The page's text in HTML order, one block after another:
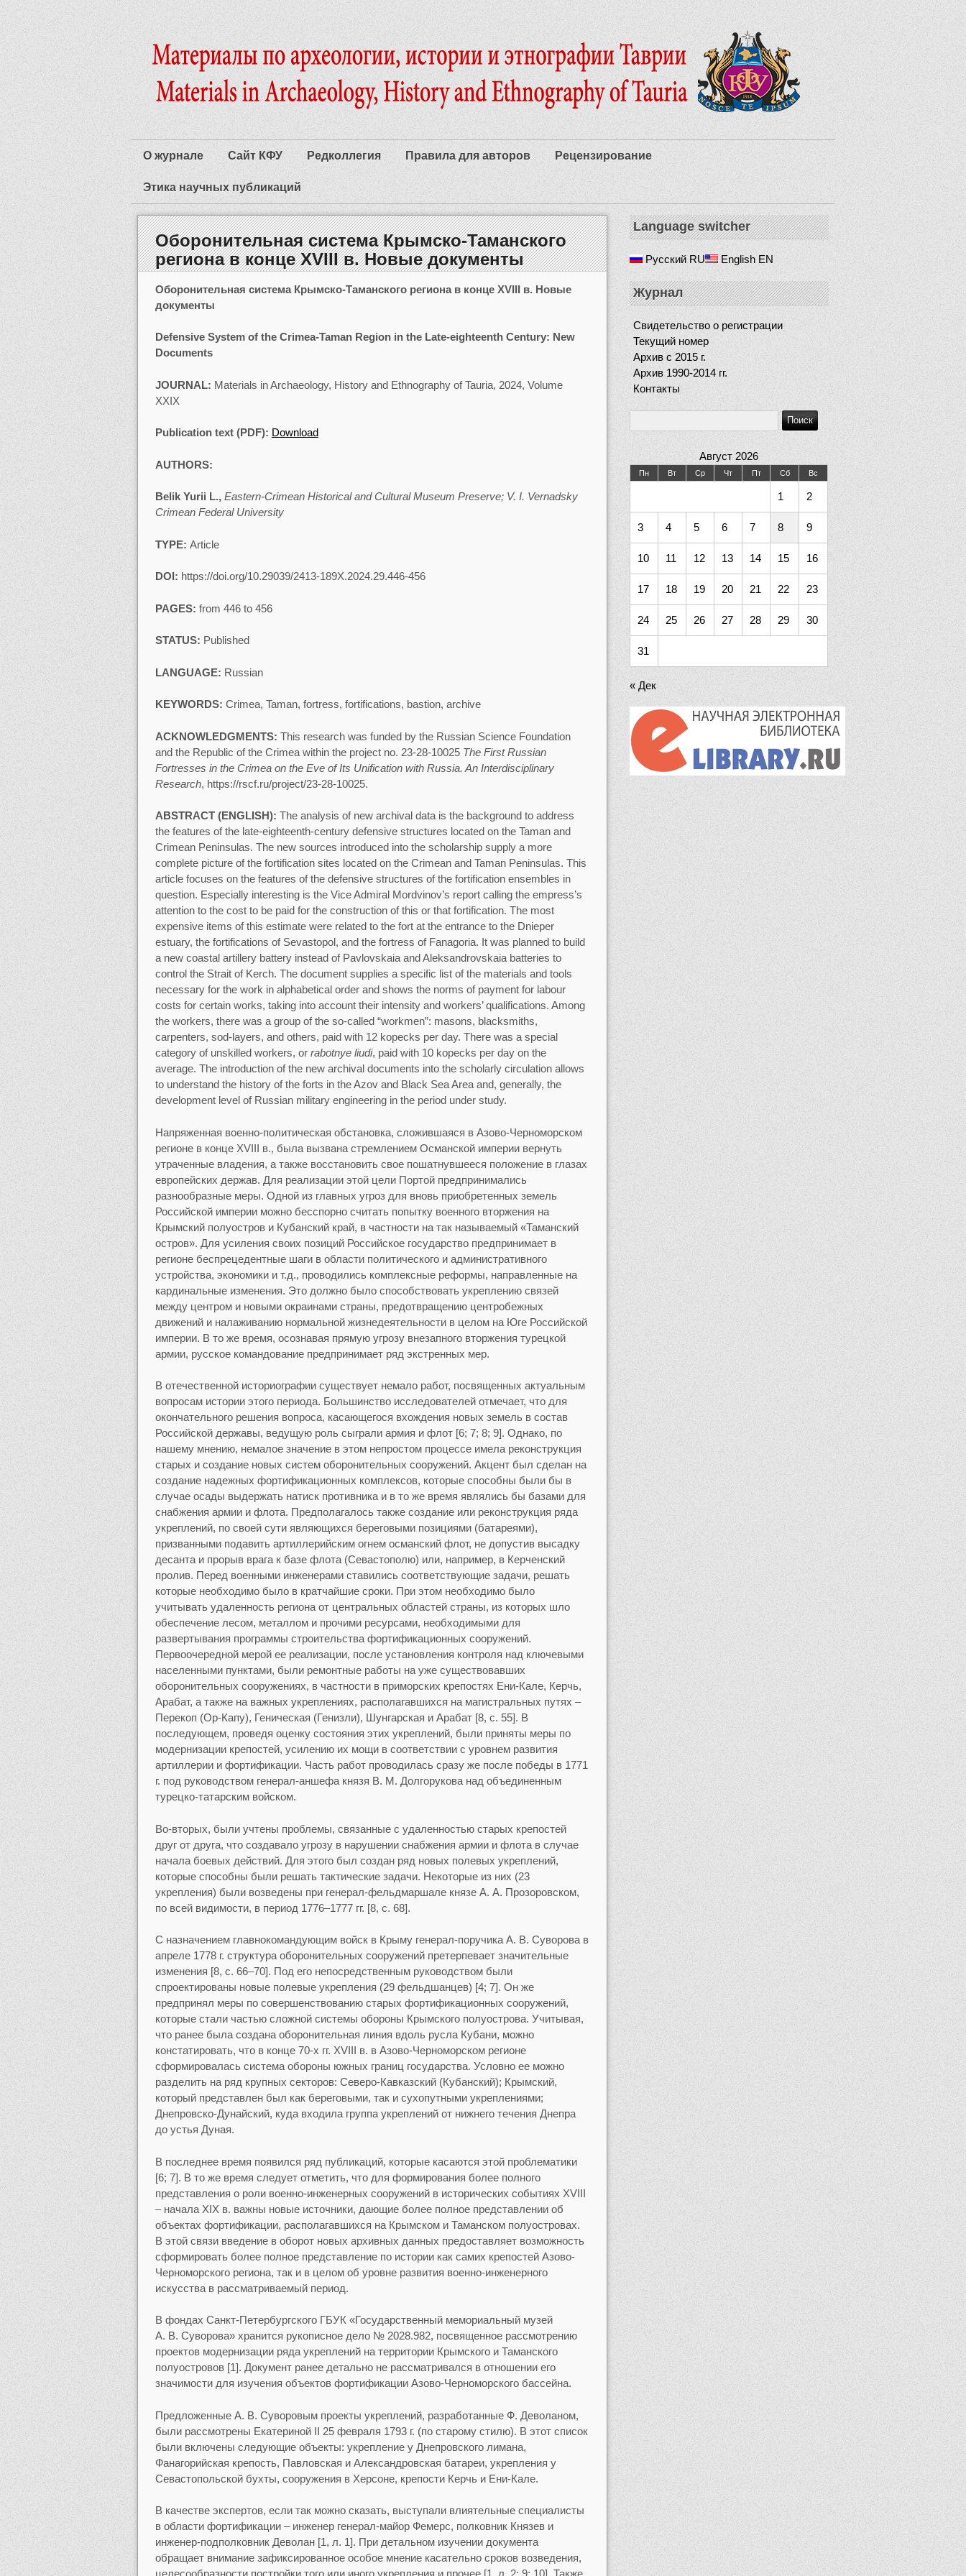
О журнале Сайт КФУ Редколлегия Правила для авторов Рецензирование
Этика научных публикаций
Оборонительная система Крымско-Таманского
региона в конце XVIII в. Новые документы
Оборонительная система Крымско-Таманского региона в конце XVIII в. Новые
документы
Defensive System of the Crimea-Taman Region in the Late-eighteenth Century: New
Documents
JOURNAL: Materials in Archaeology, History and Ethnography of Tauria, 2024, Volume
XXIХ
Publication text (PDF): Download
AUTHORS:
Belik Yurii L., Eastern-Crimean Historical and Cultural Museum Preserve; V. I. Vernadsky
Crimean Federal University
TYPE: Article
DOI: https://doi.org/10.29039/2413-189X.2024.29.446-456
PAGES: from 446 to 456
STATUS: Published
LANGUAGE: Russian
KEYWORDS: Crimea, Taman, fortress, fortifications, bastion, archive
ACKNOWLEDGMENTS: This research was funded by the Russian Science Foundation
and the Republic of the Crimea within the project no. 23-28-10025 The First Russian
Fortresses in the Crimea on the Eve of Its Unification with Russia. An Interdisciplinary
Research, https://rscf.ru/project/23-28-10025.
ABSTRACT (ENGLISH): The analysis of new archival data is the background to address
the features of the late-eighteenth-century defensive structures located on the Taman and
Crimean Peninsulas. The new sources introduced into the scholarship supply a more
complete picture of the fortification sites located on the Crimean and Taman Peninsulas. This
article focuses on the features of the defensive structures of the fortification ensembles in
question. Especially interesting is the Vice Admiral Mordvinov’s report calling the empress’s
attention to the cost to be paid for the construction of this or that fortification. The most
expensive items of this estimate were related to the fort at the entrance to the Dnieper
estuary, the fortifications of Sevastopol, and the fortress of Fanagoria. It was planned to build
a new coastal artillery battery instead of Pavlovskaia and Aleksandrovskaia batteries to
control the Strait of Kerch. The document supplies a specific list of the materials and tools
necessary for the work in alphabetical order and shows the norms of payment for labour
costs for certain works, taking into account their intensity and workers’ qualifications. Among
the workers, there was a group of the so-called “workmen”: masons, blacksmiths,
carpenters, sod-layers, and others, paid with 12 kopecks per day. There was a special
category of unskilled workers, or rabotnye liudi, paid with 10 kopecks per day on the
average. The introduction of the new archival documents into the scholarly circulation allows
to understand the history of the forts in the Azov and Black Sea Area and, generally, the
development level of Russian military engineering in the period under study.
Напряженная военно-политическая обстановка, сложившаяся в Азово-Черноморском
регионе в конце XVIII в., была вызвана стремлением Османской империи вернуть
утраченные владения, а также восстановить свое пошатнувшееся положение в глазах
европейских держав. Для реализации этой цели Портой предпринимались
разнообразные меры. Одной из главных угроз для вновь приобретенных земель
Российской империи можно бесспорно считать попытку военного вторжения на
Крымский полуостров и Кубанский край, в частности на так называемый «Таманский
остров». Для усиления своих позиций Российское государство предпринимает в
регионе беспрецедентные шаги в области политического и административного
устройства, экономики и т.д., проводились комплексные реформы, направленные на
кардинальные изменения. Это должно было способствовать укреплению связей
между центром и новыми окраинами страны, предотвращению центробежных
движений и налаживанию нормальной жизнедеятельности в целом на Юге Российской
империи. В то же время, осознавая прямую угрозу внезапного вторжения турецкой
армии, русское командование предпринимает ряд экстренных мер.
В отечественной историографии существует немало работ, посвященных актуальным
вопросам истории этого периода. Большинство исследователей отмечает, что для
окончательного решения вопроса, касающегося вхождения новых земель в состав
Российской державы, ведущую роль сыграли армия и флот [6; 7; 8; 9]. Однако, по
нашему мнению, немалое значение в этом непростом процессе имела реконструкция
старых и создание новых систем оборонительных сооружений. Акцент был сделан на
создание надежных фортификационных комплексов, которые способны были бы в
случае осады выдержать натиск противника и в то же время являлись бы базами для
снабжения армии и флота. Предполагалось также создание или реконструкция ряда
укреплений, по своей сути являющихся береговыми позициями (батареями),
призванными подавить артиллерийским огнем османский флот, не допустив высадку
десанта и прорыв врага к базе флота (Севастополю) или, например, в Керченский
пролив. Перед военными инженерами ставились соответствующие задачи, решать
которые необходимо было в кратчайшие сроки. При этом необходимо было
учитывать удаленность региона от центральных областей страны, из которых шло
обеспечение лесом, металлом и прочими ресурсами, необходимыми для
развертывания программы строительства фортификационных сооружений.
Первоочередной мерой ее реализации, после установления контроля над ключевыми
населенными пунктами, были ремонтные работы на уже существовавших
оборонительных сооружениях, в частности в приморских крепостях Ени-Кале, Керчь,
Арабат, а также на важных укреплениях, располагавшихся на магистральных путях –
Перекоп (Ор-Капу), Геническая (Генизли), Шунгарская и Арабат [8, с. 55]. В
последующем, проведя оценку состояния этих укреплений, были приняты меры по
модернизации крепостей, усилению их мощи в соответствии с уровнем развития
артиллерии и фортификации. Часть работ проводилась сразу же после победы в 1771
г. под руководством генерал-аншефа князя В. М. Долгорукова над объединенным
турецко-татарским войском.
Во-вторых, были учтены проблемы, связанные с удаленностью старых крепостей
друг от друга, что создавало угрозу в нарушении снабжения армии и флота в случае
начала боевых действий. Для этого был создан ряд новых полевых укреплений,
которые способны были решать тактические задачи. Некоторые из них (23
укрепления) были возведены при генерал-фельдмаршале князе А. А. Прозоровском,
по всей видимости, в период 1776–1777 гг. [8, с. 68].
С назначением главнокомандующим войск в Крыму генерал-поручика А. В. Суворова в
апреле 1778 г. структура оборонительных сооружений претерпевает значительные
изменения [8, с. 66–70]. Под его непосредственным руководством были
спроектированы новые полевые укрепления (29 фельдшанцев) [4; 7]. Он же
предпринял меры по совершенствованию старых фортификационных сооружений,
которые стали частью сложной системы обороны Крымского полуострова. Учитывая,
что ранее была создана оборонительная линия вдоль русла Кубани, можно
констатировать, что в конце 70-х гг. XVIII в. в Азово-Черноморском регионе
сформировалась система обороны южных границ государства. Условно ее можно
разделить на ряд крупных секторов: Северо-Кавказский (Кубанский); Крымский,
который представлен был как береговыми, так и сухопутными укреплениями;
Днепровско-Дунайский, куда входила группа укреплений от нижнего течения Днепра
до устья Дуная.
В последнее время появился ряд публикаций, которые касаются этой проблематики
[6; 7]. В то же время следует отметить, что для формирования более полного
представления о роли военно-инженерных сооружений в исторических событиях XVIII
– начала ХIX в. важны новые источники, дающие более полное представлении об
объектах фортификации, располагавшихся на Крымском и Таманском полуостровах.
В этой связи введение в оборот новых архивных данных предоставляет возможность
сформировать более полное представление по истории как самих крепостей Азово-
Черноморского региона, так и в целом об уровне развития военно-инженерного
искусства в рассматриваемый период.
В фондах Санкт-Петербургского ГБУК «Государственный мемориальный музей
А. В. Суворова» хранится рукописное дело № 2028.982, посвященное рассмотрению
проектов модернизации ряда укреплений на территории Крымского и Таманского
полуостровов [1]. Документ ранее детально не рассматривался в отношении его
значимости для изучения объектов фортификации Азово-Черноморского бассейна.
Предложенные А. В. Суворовым проекты укреплений, разработанные Ф. Деволаном,
были рассмотрены Екатериной II 25 февраля 1793 г. (по старому стилю). В этот список
были включены следующие объекты: укрепление у Днепровского лимана,
Фанагорийская крепость, Павловская и Александровская батареи, укрепления у
Севастопольской бухты, сооружения в Херсоне, крепости Керчь и Ени-Кале.
В качестве экспертов, если так можно сказать, выступали влиятельные специалисты
в области фортификации – инженер генерал-майор Фемерс, полковник Князев и
инженер-подполковник Деволан [1, л. 1]. При детальном изучении документа
обращает внимание зафиксированное особое мнение касательно сроков возведения,
Language switcher
Русский RU English EN
Журнал
Свидетельство о регистрации
Текущий номер
Архив c 2015 г.
Архив 1990-2014 гг.
Контакты
Август 2026
Пн Вт Ср Чт Пт Сб Вс
1 2
3 4 5 6 7 8 9
10 11 12 13 14 15 16
17 18 19 20 21 22 23
24 25 26 27 28 29 30
31
« Дек